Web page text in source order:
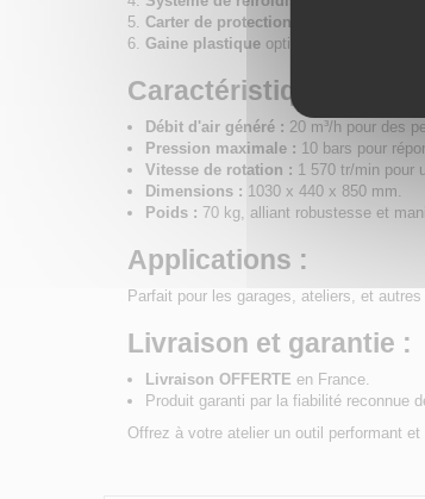
Carter de protection
Gaine plastique optimisant la fluidité
Caractéristiques
Débit d'air généré : 20 m³/h pour des
Pression maximale : 10 bars pour
Vitesse de rotation : 1 570 tr/min pour
Dimensions : 1030 x 440 x 850 mm.
Poids : 70 kg, alliant robustesse et
Applications :
Parfait pour les garages, ateliers, et
Livraison et garantie :
Livraison OFFERTE en France.
Produit garanti par la fiabilité reconnue
Offrez à votre atelier un outil performant